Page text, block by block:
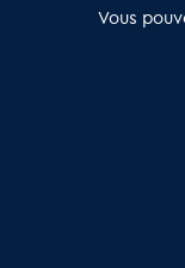
Notre
Offres
Qui
Vous